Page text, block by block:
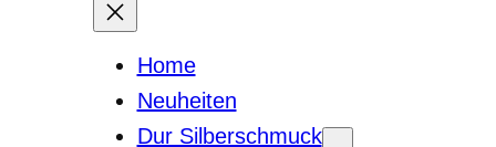
Home
Neuheiten
Dur Silberschmuck